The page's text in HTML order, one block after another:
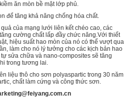
ăn mòn bề mặt lớp phủ.
để tăng khả năng chống hóa chất.
của mạng lưới liên kết chéo cao, các
cường chất lấp đầy chức năng.Với thiết
hiệu suất hao mòn của nó có thể vượt qua
làm cho nó lý tưởng cho các kịch bản hao
sửa chữa và nano-composites sẽ tăng
trong tương lai.
liệu thô cho sơn polyaspartic trong 30 năm
chất làm cứng và công thức sơn.